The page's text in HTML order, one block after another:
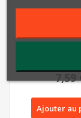
SET 2 FORETS
6 ET 8MM
7,59
Ajouter au